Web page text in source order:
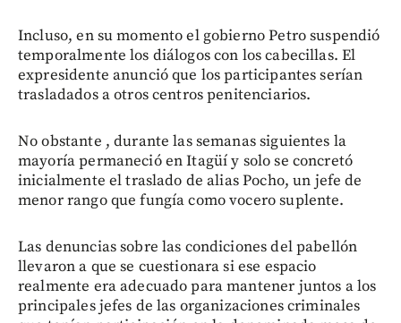
Incluso, en su momento el gobierno Petro suspendió
temporalmente los diálogos con los cabecillas. El
expresidente anunció que los participantes serían
trasladados a otros centros penitenciarios.
No obstante , durante las semanas siguientes la
mayoría permaneció en Itagüí y solo se concretó
inicialmente el traslado de alias Pocho, un jefe de
menor rango que fungía como vocero suplente.
Las denuncias sobre las condiciones del pabellón
llevaron a que se cuestionara si ese espacio
realmente era adecuado para mantener juntos a los
principales jefes de las organizaciones criminales